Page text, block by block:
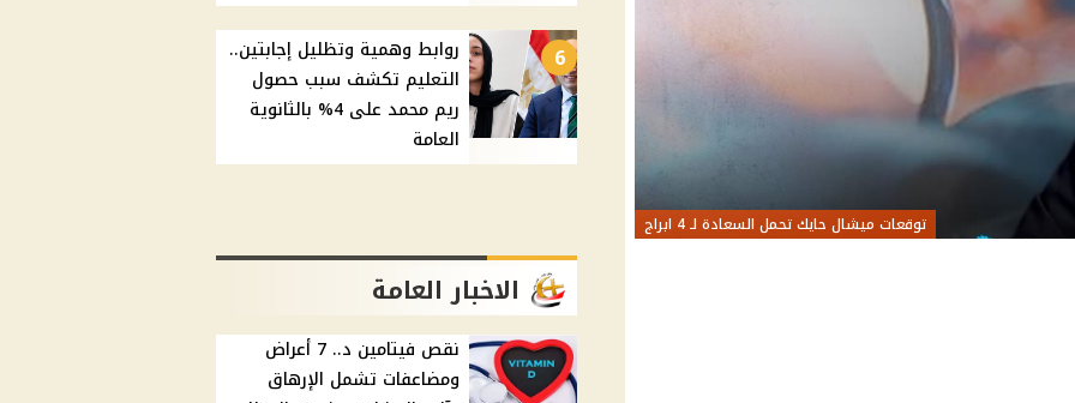
توقعات ميشال حايك تحمل السعادة لـ 4 ابراج
6
روابط وهمية وتظليل إجابتين..
التعليم تكشف سبب حصول
ريم محمد على 4% بالثانوية
العامة
الاخبار العامة
نقص فيتامين د.. 7 أعراض
ومضاعفات تشمل الإرهاق